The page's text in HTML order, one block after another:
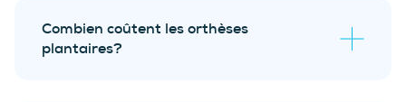
Combien coûtent les orthèses
plantaires?